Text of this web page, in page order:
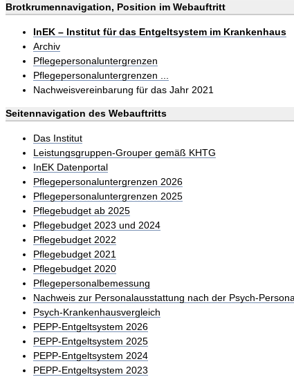
Brotkrumennavigation, Position im Webauftritt
InEK – Institut für das Entgeltsystem im Krankenhaus
Archiv
Pflegepersonaluntergrenzen
Pflegepersonaluntergrenzen ...
Nachweisvereinbarung für das Jahr 2021
Seitennavigation des Webauftritts
Das Institut
Leistungsgruppen-Grouper gemäß KHTG
InEK Datenportal
Pflegepersonaluntergrenzen 2026
Pflegepersonaluntergrenzen 2025
Pflegebudget ab 2025
Pflegebudget 2023 und 2024
Pflegebudget 2022
Pflegebudget 2021
Pflegebudget 2020
Pflegepersonalbemessung
Nachweis zur Personalausstattung nach der Psych-
Psych-Krankenhausvergleich
PEPP-Entgeltsystem 2026
PEPP-Entgeltsystem 2025
PEPP-Entgeltsystem 2024
PEPP-Entgeltsystem 2023